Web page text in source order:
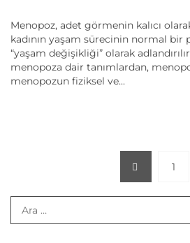
Menopoz, adet görmenin kalıcı
kadının yaşam sürecinin normal bir
“yaşam değişikliği” olarak
menopoza dair tanımlardan,
menopozun fiziksel ve...
1